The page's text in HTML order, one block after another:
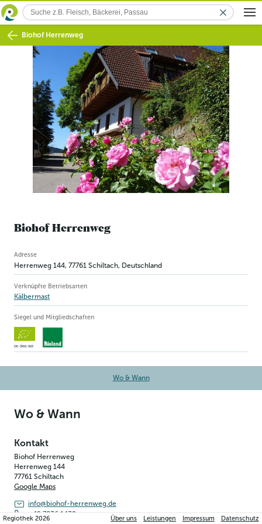
Biohof Herrenweg
Biohof Herrenweg
Betriebsinformation
Adresse
Herrenweg 144, 77761 Schiltach, Deutschland
Verknüpfte Betriebsarten
Kälbermast
Siegel und Mitgliedschaften
DE-ÖKO-003
Wo & Wann
Wo & Wann
Kontakt
Biohof Herrenweg
Herrenweg 144
77761 Schiltach
Google Maps
info@biohof-herrenweg.de
+49 7836 1439
Regiothek2026 Über uns Leistungen Impressum Datenschutz